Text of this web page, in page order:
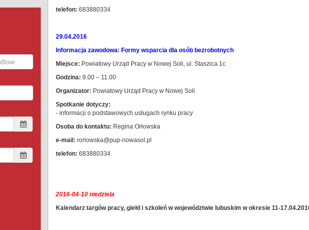
telefon: 683880334
29.04.2016
Informacja zawodowa: Formy wsparcia dla osób bezrobotnych
Miejsce: Powiatowy Urząd Pracy w Nowej Soli, ul. Staszica 1c
Godzina: 9.00 – 11.00
Organizator: Powiatowy Urząd Pracy w Nowej Soli
Spotkanie dotyczy:
- informacji o podstawowych usługach rynku pracy
Osoba do kontaktu: Regina Orłowska
e-mail: rorlowska@pup-nowasol.pl
telefon: 683880334
2016-04-10 niedziela
Kalendarz targów pracy, giełd i szkoleń w województwie lubuskim w okresie 11-